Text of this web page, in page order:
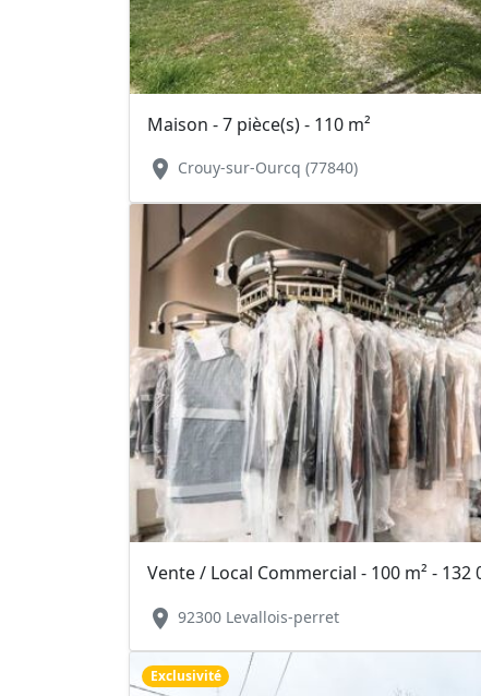
Maison - 7 pièce(s) - 110 m²
location_on Crouy-sur-Ourcq (77840)
Vente / Local Commercial - 100 m² - 132
location_on 92300 Levallois-perret
Exclusivité